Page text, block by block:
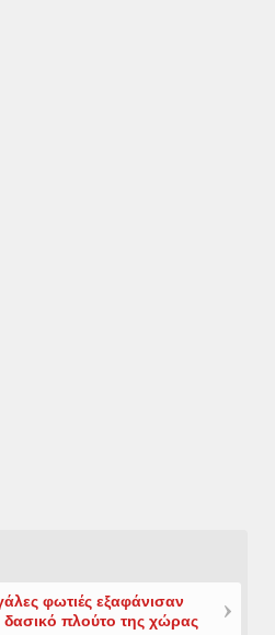
φωτιές εξαφάνισαν
δασικό πλούτο της χώρας